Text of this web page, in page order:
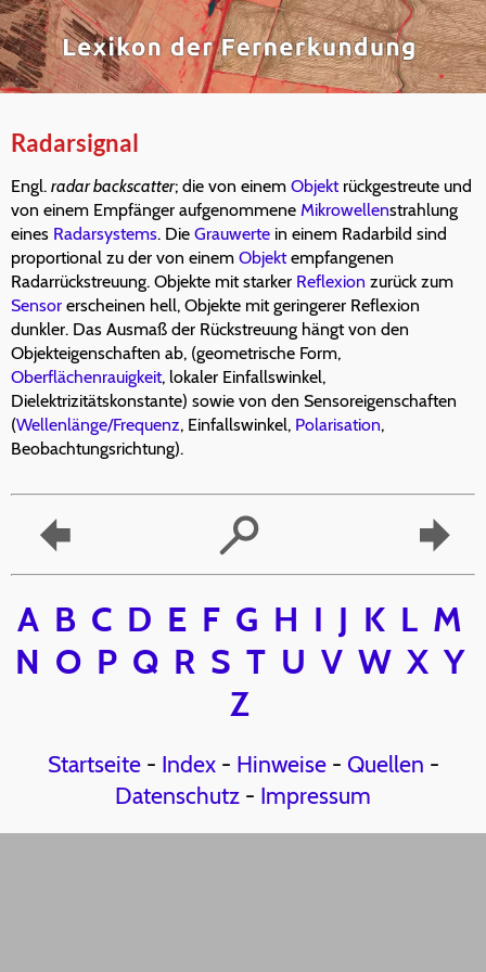
Radarsignal
Engl. radar backscatter; die von einem Objektrückgestreute und
von einem Empfänger aufgenommene Mikrowellenstrahlung
eines Radarsystems. Die Grauwerte in einem Radarbild sind
proportional zu der von einem Objektempfangenen
Radarrückstreuung. Objekte mit starker Reflexion zurück zum
Sensor erscheinen hell, Objekte mit geringerer Reflexion
dunkler. Das Ausmaß der Rückstreuung hängt von den
Objekteigenschaften ab, (geometrische Form,
Oberflächenrauigkeit, lokaler Einfallswinkel,
Dielektrizitätskonstante) sowie von den Sensoreigenschaften
(Wellenlänge/Frequenz, Einfallswinkel, Polarisation,
Beobachtungsrichtung).
A B C D E F G H I J K L M
N O P Q R S T U V W X Y
Z
Startseite- Index- Hinweise- Quellen -
Datenschutz - Impressum